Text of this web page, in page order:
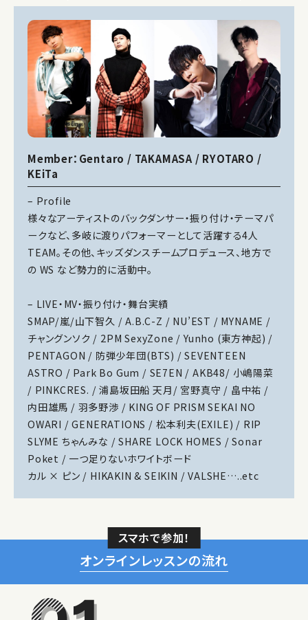
Member：Gentaro / TAKAMASA / RYOTARO /
KEiTa
– Profile
様々なアーティストのバックダンサー・振り付け・テーマパ
ークなど、多岐に渡りパフォーマーとして活躍する4人
TEAM。その他、キッズダンスチームプロデュース、地方で
の WS など勢力的に活動中。
– LIVE・MV・振り付け・舞台実績
SMAP/嵐/山下智久 / A.B.C-Z / NU’EST / MYNAME /
チャングンソク / 2PM SexyZone / Yunho (東方神起) /
PENTAGON / 防弾少年団(BTS) / SEVENTEEN
ASTRO / Park Bo Gum / SE7EN / AKB48/ 小嶋陽菜
/ PINKCRES. / 浦島坂田船 天月/ 宮野真守 / 畠中祐 /
内田雄馬 / 羽多野渉 / KING OF PRISM SEKAI NO
OWARI / GENERATIONS / 松本利夫(EXILE) / RIP
SLYME ちゃんみな / SHARE LOCK HOMES / Sonar
Poket / 一つ足りないホワイトボード
カル × ピン / HIKAKIN & SEIKIN / VALSHE…..etc
スマホで参加！
オンラインレッスンの流れ